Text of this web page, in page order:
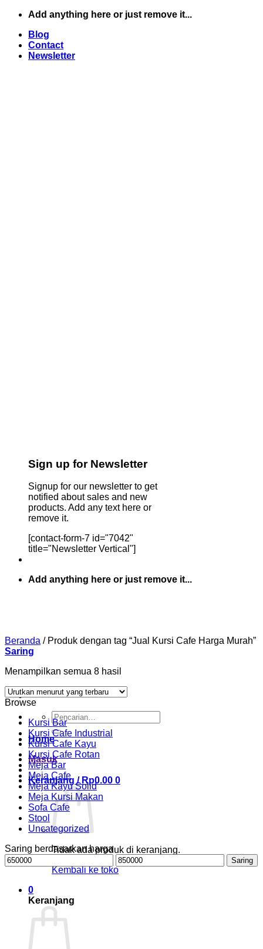
Skip
content
Add anything here or just remove it...
Blog
Contact
Newsletter
Sign up for Newsletter
Signup for our newsletter to get
notified about sales and new
products. Add any text here or
remove it.
[contact-form-7 id="7042"
title="Newsletter Vertical"]
Add anything here or just remove it...
Pencarian
untuk:
Home
Masuk
Keranjang / Rp0.00 0
Tidak ada produk di keranjang.
Kembali ke toko
0
Keranjang
Beranda /Produk dengan tag “Jual Kursi Cafe Harga Murah”
Saring
Menampilkan semua 8 hasil
yang
Browse
Kursi Bar
Kursi Cafe Industrial
Kursi Cafe Kayu
Kursi Cafe Rotan
Meja Bar
Meja Cafe
Meja Kayu Solid
Meja Kursi Makan
Sofa Cafe
Stool
Uncategorized
Saring berdasarkan harga
Harga
terendah
Harga
tertinggi
Saring